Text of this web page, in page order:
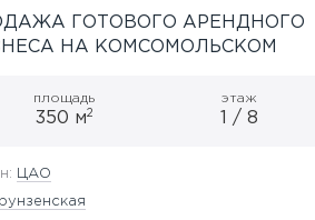
ГОТОВОГО АРЕНДНОГО
НА КОМСОМОЛЬСКОМ
площадь
350 м2
этаж
1 / 8
ЦАО